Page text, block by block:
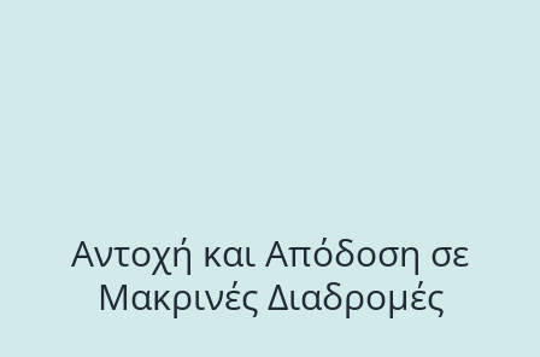
Αντοχή και Απόδοση σε
Μακρινές Διαδρομές